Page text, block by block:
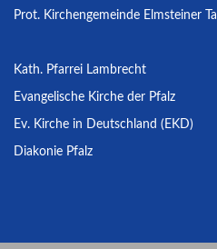
Prot. Kirchengemeinde Elmsteiner Tal
Kath. Pfarrei Lambrecht
Evangelische Kirche der Pfalz
Ev. Kirche in Deutschland (EKD)
Diakonie Pfalz